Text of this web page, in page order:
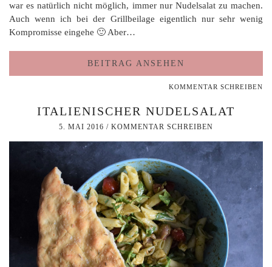
war es natürlich nicht möglich, immer nur Nudelsalat zu machen.
Auch wenn ich bei der Grillbeilage eigentlich nur sehr wenig
Kompromisse eingehe 🙂 Aber…
BEITRAG ANSEHEN
KOMMENTAR SCHREIBEN
ITALIENISCHER NUDELSALAT
5. MAI 2016 / KOMMENTAR SCHREIBEN